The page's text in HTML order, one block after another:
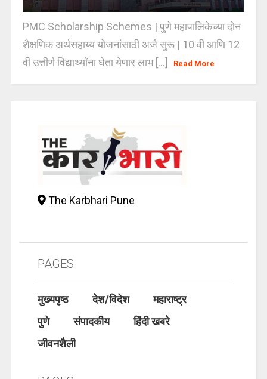
PMC Scholarship Schemes | पुणे महापालिकेच्या दोन
शैक्षणिक अर्थसहाय्य योजनांसाठी अर्ज सुरू | 10 वी आणि 12
वी उत्तीर्ण विद्यार्थ्यांना घेता येणार लाभ [...]
Read More
The Karbhari Pune
PAGES
मुख्यपृष्ठ देश/विदेश
महाराष्ट्र
पुणे
संपादकीय
हिंदी खबरे
जीवनशैली